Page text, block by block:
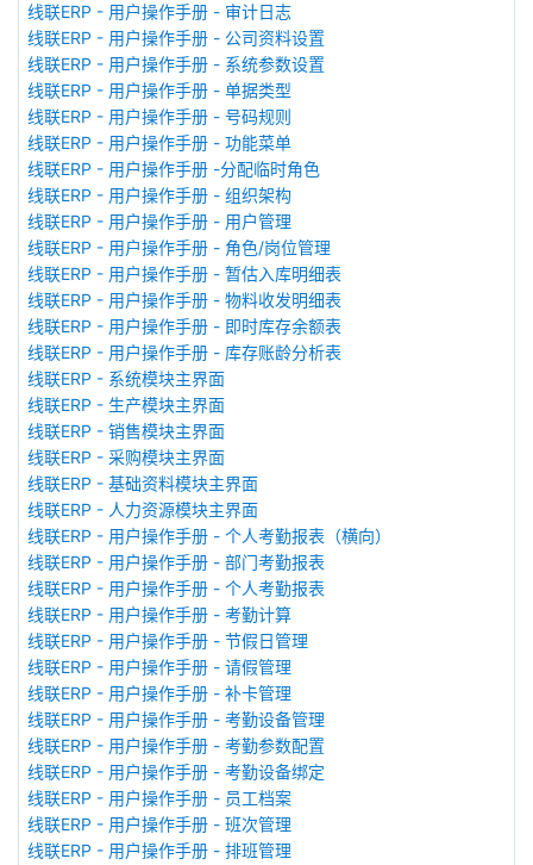
线联ERP - 用户操作手册 - 审计日志
线联ERP - 用户操作手册 - 公司资料设置
线联ERP - 用户操作手册 - 系统参数设置
线联ERP - 用户操作手册 - 单据类型
线联ERP - 用户操作手册 - 号码规则
线联ERP - 用户操作手册 - 功能菜单
线联ERP - 用户操作手册 -分配临时角色
线联ERP - 用户操作手册 - 组织架构
线联ERP - 用户操作手册 - 用户管理
线联ERP - 用户操作手册 - 角色/岗位管理
线联ERP - 用户操作手册 - 暂估入库明细表
线联ERP - 用户操作手册 - 物料收发明细表
线联ERP - 用户操作手册 - 即时库存余额表
线联ERP - 用户操作手册 - 库存账龄分析表
线联ERP - 系统模块主界面
线联ERP - 生产模块主界面
线联ERP - 销售模块主界面
线联ERP - 采购模块主界面
线联ERP - 基础资料模块主界面
线联ERP - 人力资源模块主界面
线联ERP - 用户操作手册 - 个人考勤报表（横向）
线联ERP - 用户操作手册 - 部门考勤报表
线联ERP - 用户操作手册 - 个人考勤报表
线联ERP - 用户操作手册 - 考勤计算
线联ERP - 用户操作手册 - 节假日管理
线联ERP - 用户操作手册 - 请假管理
线联ERP - 用户操作手册 - 补卡管理
线联ERP - 用户操作手册 - 考勤设备管理
线联ERP - 用户操作手册 - 考勤参数配置
线联ERP - 用户操作手册 - 考勤设备绑定
线联ERP - 用户操作手册 - 员工档案
线联ERP - 用户操作手册 - 班次管理
线联ERP - 用户操作手册 - 排班管理